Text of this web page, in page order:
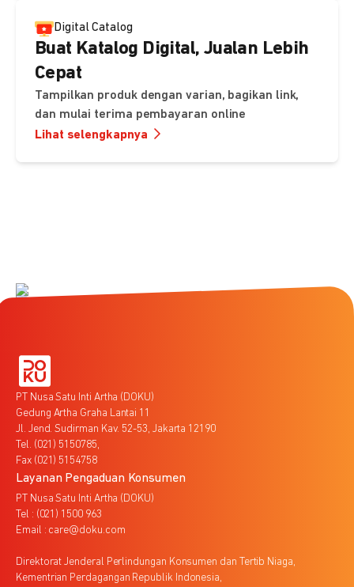
Digital Catalog
Buat Katalog Digital, Jualan Lebih
Cepat
Tampilkan produk dengan varian, bagikan link,
dan mulai terima pembayaran online
Lihat selengkapnya
PT Nusa Satu Inti Artha (DOKU)
Gedung Artha Graha Lantai 11
Jl. Jend. Sudirman Kav. 52-53, Jakarta 12190
Tel. (021) 5150785,
Fax (021) 5154758
Layanan Pengaduan Konsumen
PT Nusa Satu Inti Artha (DOKU)
Tel : (021) 1500 963
Email : care@doku.com
Direktorat Jenderal Perlindungan Konsumen dan Tertib Niaga,
Kementrian Perdagangan Republik Indonesia,